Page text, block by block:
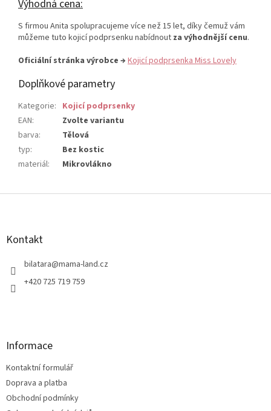
Výhodná cena:
S firmou Anita spolupracujeme více než 15 let, díky čemuž vám
můžeme tuto kojicí podprsenku nabídnout za výhodnější cenu.
Oficiální stránka výrobce → Kojicí podprsenka Miss Lovely
Doplňkové parametry
Kategorie: Kojicí podprsenky
EAN:
Zvolte variantu
barva:
Tělová
typ:
Bez kostic
materiál: Mikrovlákno
Z
Kontakt
bilatara@mama-land.cz
+420 725 719 759
Informace
Kontaktní formulář
Doprava a platba
Obchodní podmínky